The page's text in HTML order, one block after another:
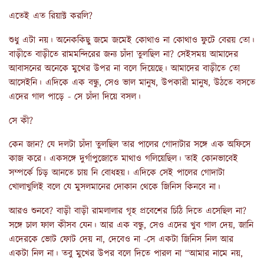
এতেই এত রিয়াক্ট করলি?
শুধু এটা নয়। অনেককিছু জমে জমেই কোথাও না কোথাও ফুটে বেরয় তো।
বাড়ীতে বাড়ীতে রামমন্দিরের জন্য চাঁদা তুলছিল না? সেইসময় আমাদের
আবাসনের অনেকে মুখের উপর না বলে দিয়েছে। আমাদের বাড়ীতে তো
আসেইনি। এদিকে এক বন্ধু, সেও ভাল মানুষ, উপকারী মানুষ, উঠতে বসতে
এদের গাল পাড়ে - সে চাঁদা দিয়ে বসল।
সে কী?
কেন জান? যে দলটা চাঁদা তুলছিল তার পালের গোদাটার সঙ্গে এক অফিসে
কাজ করে। একসঙ্গে দুর্গাপুজোতে মাথাও গলিয়েছিল। তাই কোনভাবেই
সম্পর্কে চিড় আনতে চায় নি বোধহয়। এদিকে সেই পালের গোদাটা
খোলাখুলিই বলে যে মুসলমানের দোকান থেকে জিনিস কিনবে না।
আরও শুনবে? বাড়ী বাড়ী রামলালার গৃহ প্রবেশের চিঠি দিতে এসেছিল না?
সঙ্গে চাল ফাল কীসব যেন। আর এক বন্ধু, সেও এদের খুব গাল দেয়, জানি
এদেরকে ভোট ফোট দেয় না, দেবেও না -সে একটা জিনিস নিল আর
একটা নিল না। তবু মুখের উপর বলে দিতে পারল না “আমার নামে নয়,